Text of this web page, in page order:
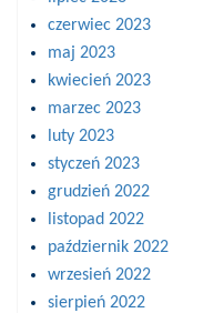
czerwiec 2023
maj 2023
kwiecień 2023
marzec 2023
luty 2023
styczeń 2023
grudzień 2022
listopad 2022
październik 2022
wrzesień 2022
sierpień 2022